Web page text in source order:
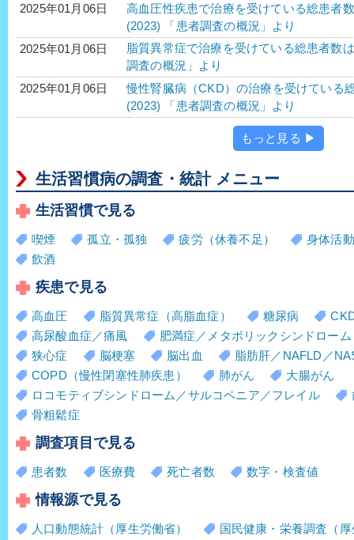
2025年01月06日
高血圧性疾患で治療を受けている総患者
(2023) 「患者調査の概況」より
2025年01月06日
脂質異常症で治療を受けている総患者数
調査の概況」より
2025年01月06日
慢性腎臓病（CKD）の治療を受けてい
(2023) 「患者調査の概況」より
もっと見る ▶
生活習慣病の調査・統計 メニュー
生活習慣で見る
喫煙 孤立・孤独 疲労（休養不足）
身体活
飲酒
疾患で見る
高血圧 脂質異常症（高脂血症） 糖尿病
高尿酸血症／痛風
肥満症／メタボリックシンドローム
狭心症
脳梗塞 脳出血
脂肪肝／NAFLD／
COPD（慢性閉塞性肺疾患）
肺がん
大腸がん
ロコモティブシンドローム／サルコペニア／フレイル
骨粗鬆症
調査項目で見る
患者数 医療費 死亡者数 数字・検査値
情報源で見る
人口動態統計（厚生労働省）
国民健康・栄養調査（